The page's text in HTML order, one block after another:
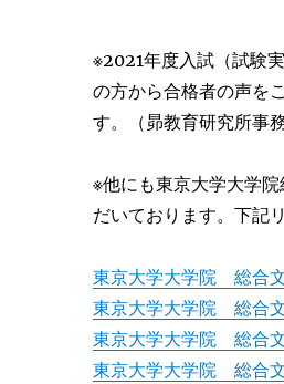
※2021年度入試（試験
の方から合格者の声を
す。（昴教育研究所事務
※他にも東京大学大学
だいております。下記
東京大学大学院 総合
東京大学大学院 総合
東京大学大学院 総合
東京大学大学院 総合